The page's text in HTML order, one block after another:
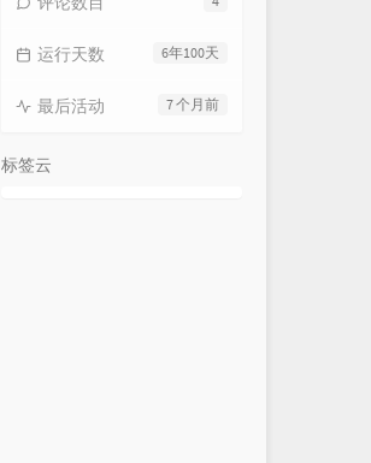
6年100天
运行天数
7 个月前
最后活动
标签云